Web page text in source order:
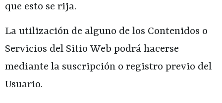
que esto se rija.
La utilización de alguno de los Contenidos o
Servicios del Sitio Web podrá hacerse
mediante la suscripción o registro previo del
Usuario.